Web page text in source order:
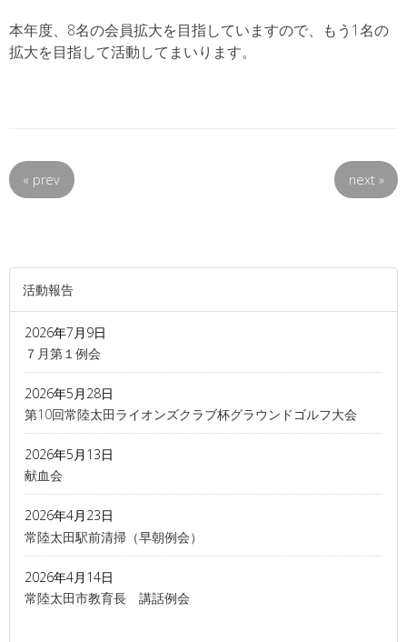
本年度、8名の会員拡大を目指していますので、もう1名の
拡大を目指して活動してまいります。
« prev next »
活動報告
2026年7月9日
７月第１例会
2026年5月28日
第10回常陸太田ライオンズクラブ杯グラウンドゴルフ大会
2026年5月13日
献血会
2026年4月23日
常陸太田駅前清掃（早朝例会）
2026年4月14日
常陸太田市教育長 講話例会